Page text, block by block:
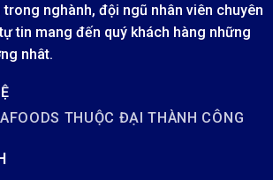
nghành, đội ngũ nhân viên chuyên
tin mang đến quý khách hàng những
nhât.
THUỘC ĐẠI THÀNH CÔNG